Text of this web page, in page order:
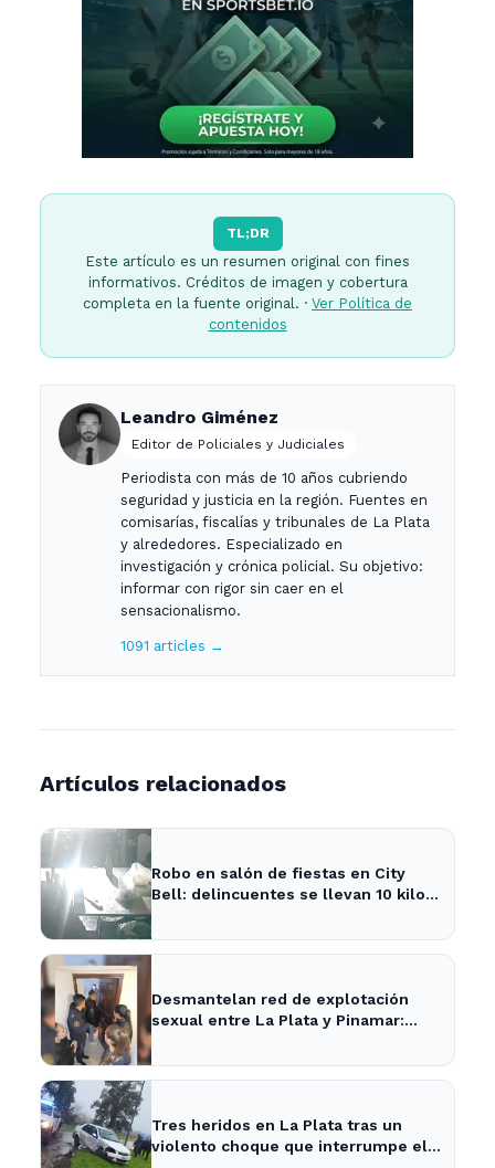
TL;DR
Este artículo es un resumen original con fines
informativos. Créditos de imagen y cobertura
completa en la fuente original. · Ver Política de
contenidos
Leandro Giménez
Editor de Policiales y Judiciales
Periodista con más de 10 años cubriendo
seguridad y justicia en la región. Fuentes en
comisarías, fiscalías y tribunales de La Plata
y alrededores. Especializado en
investigación y crónica policial. Su objetivo:
informar con rigor sin caer en el
sensacionalismo.
1091 articles →
Artículos relacionados
Robo en salón de fiestas en City
Bell: delincuentes se llevan 10 kilos
Desmantelan red de explotación
sexual entre La Plata y Pinamar:
Tres heridos en La Plata tras un
violento choque que interrumpe el